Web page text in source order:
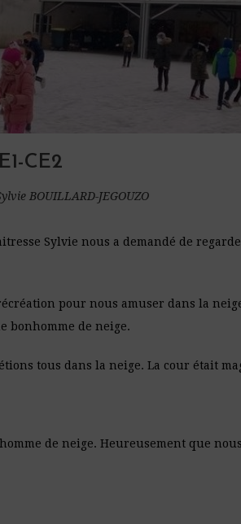
CE2
BOUILLARD-JEGOUZO
Sylvie nous a demandé de
pour nous amuser dans la
bonhomme de neige.
tous dans la neige. La cour était
de neige. Heureusement que